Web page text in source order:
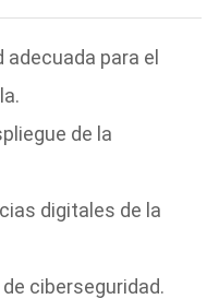
para el
de la
digitales de la
ciberseguridad.